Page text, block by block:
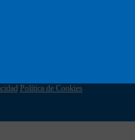
Política de Cookies